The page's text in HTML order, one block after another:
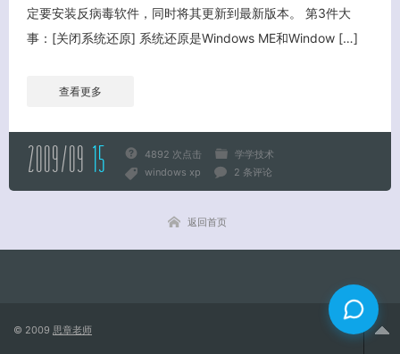
定要安装反病毒软件，同时将其更新到最新版本。 第3件大
事：[关闭系统还原] 系统还原是Windows ME和Window […]
查看更多
2009/09 15 4892 次点击
学学技术
windows xp
2 条评论
返回首页
© 2009 思章老师